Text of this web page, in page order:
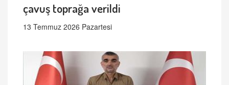
çavuş toprağa verildi
13 Temmuz 2026 Pazartesi